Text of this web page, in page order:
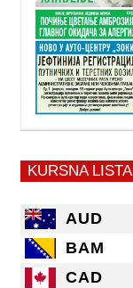
KURSNA LISTA
AUD
BAM
CAD